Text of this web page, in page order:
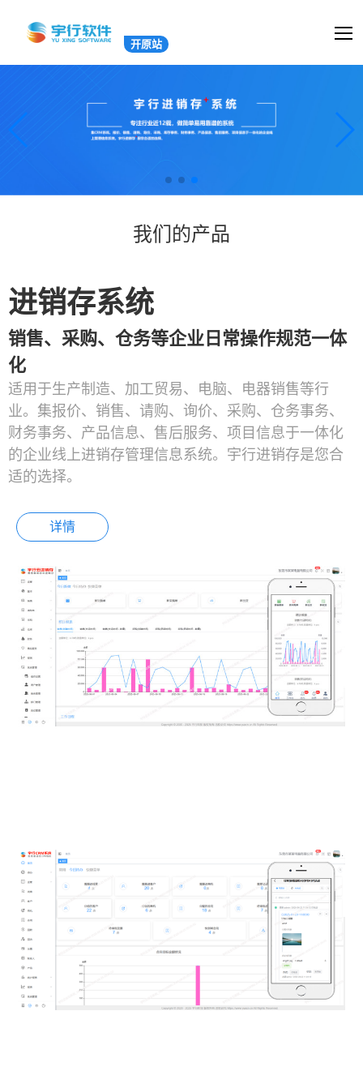
开原站
我们的产品
进销存系统
销售、采购、仓务等企业日常操作规范一体
化
适用于生产制造、加工贸易、电脑、电器销售等行
业。集报价、销售、请购、询价、采购、仓务事务、
财务事务、产品信息、售后服务、项目信息于一体化
的企业线上进销存管理信息系统。宇行进销存是您合
适的选择。
详情